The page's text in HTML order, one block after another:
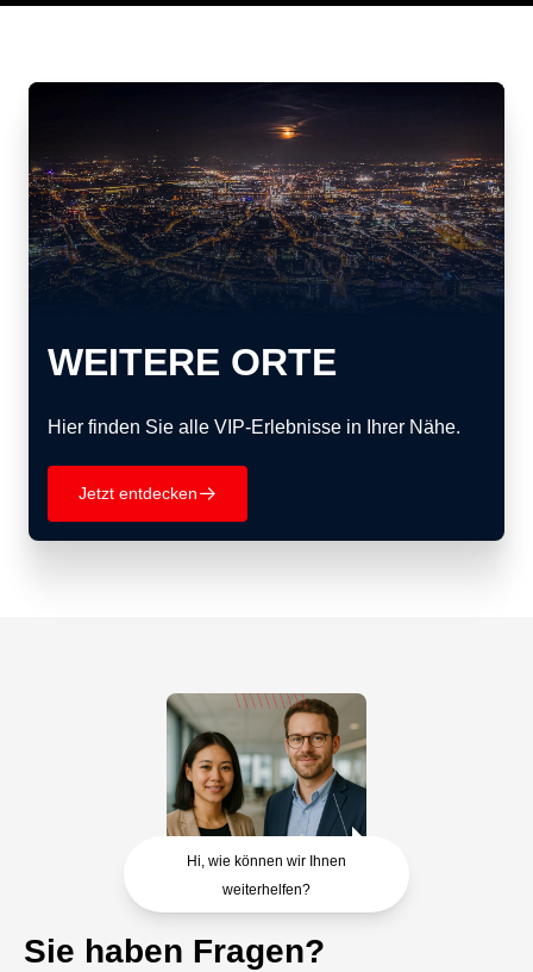
WEITERE ORTE
Hier finden Sie alle VIP-Erlebnisse in Ihrer Nähe.
Jetzt entdecken􀄫
Hi, wie können wir Ihnen
weiterhelfen?
Sie haben Fragen?